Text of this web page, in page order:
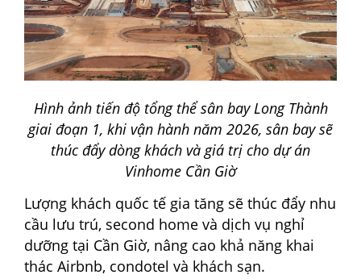
Hình ảnh tiến độ tổng thể sân bay Long Thành
giai đoạn 1, khi vận hành năm 2026, sân bay sẽ
thúc đẩy dòng khách và giá trị cho dự án
Vinhome Cần Giờ
Lượng khách quốc tế gia tăng sẽ thúc đẩy nhu
cầu lưu trú, second home và dịch vụ nghỉ
dưỡng tại Cần Giờ, nâng cao khả năng khai
thác Airbnb, condotel và khách sạn.